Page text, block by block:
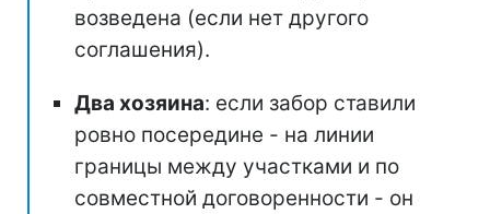
возведена (если нет другого
соглашения).
Два хозяина: если забор ставили
ровно посередине - на линии
границы между участками и по
совместной договоренности - он